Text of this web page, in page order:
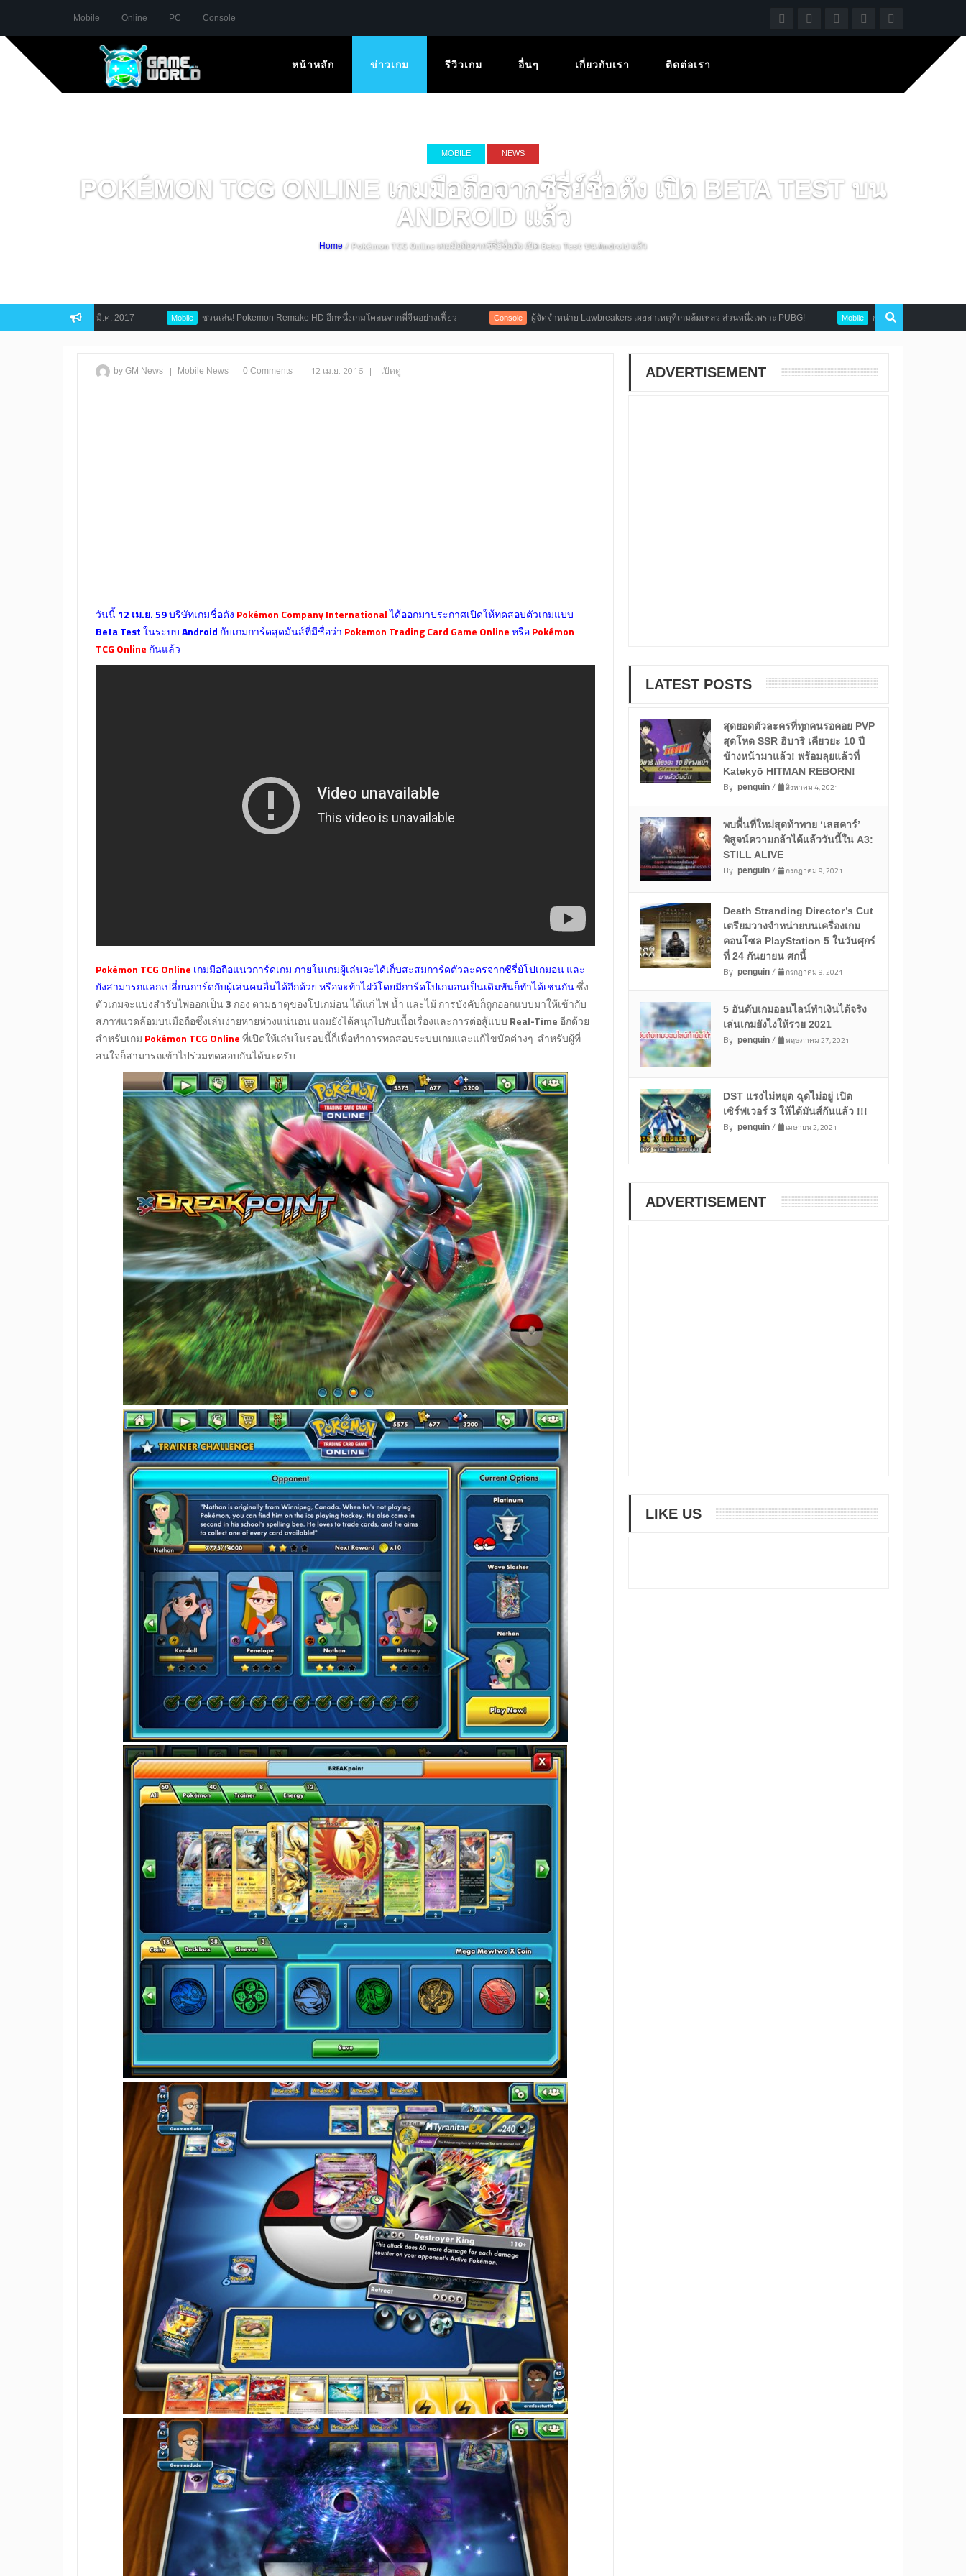
Mobile Online PC Console
หน้าหลัก ข่าวเกม รีวิวเกม อื่นๆ เกี่ยวกับเรา ติดต่อเรา
MOBILE NEWS
POKÉMON TCG ONLINE เกมมือถือจากซีรี่ย์ชื่อดัง เปิด BETA TEST บน
ANDROID แล้ว
Home / Pokémon TCG Online เกมมือถือจากซีรี่ย์ชื่อดัง เปิด Beta Test บน Android แล้ว
มี.ค. – 12 มี.ค. 2017 Mobile ชวนเล่น! Pokemon Remake HD อีกหนึ่งเกมโคลนจากพี่จีนอย่างเฟี้ยว Console ผู้จัดจำหน่าย Lawbreakers เผยสาเหตุที่เกมล้มเหลว ส่วนหนึ่งเพราะ PUBG! Mobile กล้าลองมั๊ย Horror Vault : Nancy
by GM News | Mobile News | 0 Comments | 12 เม.ย. 2016 | เปิดดู
วันนี้12 เม.ย. 59บริษัทเกมชื่อดัง Pokémon Company Internationalได้ออกมาประกาศเปิดให้ทดสอบตัวเกมแบบ
Beta TestในระบบAndroid กับเกมการ์ดสุดมันส์ที่มีชื่อว่า Pokemon Trading Card Game OnlineหรือPokémon
TCG Online กันแล้ว
Pokémon TCG Online เกมมือถือแนวการ์ดเกม ภายในเกมผู้เล่นจะได้เก็บสะสมการ์ดตัวละครจากซีรี่ย์โปเกมอน และ
ยังสามารถแลกเปลี่ยนการ์ดกับผู้เล่นคนอื่นได้อีกด้วย หรือจะท้าไฝว้โดยมีการ์ดโปเกมอนเป็นเดิมพันก็ทำได้เช่นกันซึ่ง
ตัวเกมจะแบ่งสำรับไพ่ออกเป็น 3 กอง ตามธาตุของโปเกม่อน ได้แก่ ไฟ น้ำ และไม้ การบังคับก็ถูกออกแบบมาให้เข้ากับ
สภาพแวดล้อมบนมือถือซึ่งเล่นง่ายหายห่วงแน่นอน แถมยังได้สนุกไปกับเนื้อเรื่องและการต่อสู้แบบ Real-Timeอีกด้วย
สำหรับเกม Pokémon TCG Onlineที่เปิดให้เล่นในรอบนี้ก็เพื่อทำการทดสอบระบบเกมและแก้ไขบัคต่างๆ สำหรับผู้ที่
สนใจก็สามารถเข้าไปร่วมทดสอบกันได้นะครับ
ADVERTISEMENT
LATEST POSTS
สุดยอดตัวละครที่ทุกคนรอคอย PVP
สุดโหด SSR ฮิบาริ เคียวยะ 10 ปี
ข้างหน้ามาแล้ว! พร้อมลุยแล้วที่
Katekyō HITMAN REBORN!
By penguin/ สิงหาคม 4, 2021
พบพื้นที่ใหม่สุดท้าทาย ‘เลสคาร์’
พิสูจน์ความกล้าได้แล้ววันนี้ใน A3:
STILL ALIVE
By penguin/ กรกฎาคม 9, 2021
Death Stranding Director’s Cut
เตรียมวางจำหน่ายบนเครื่องเกม
คอนโซล PlayStation 5 ในวันศุกร์
ที่ 24 กันยายน ศกนี้
By penguin/ กรกฎาคม 9, 2021
5 อันดับเกมออนไลน์ทำเงินได้จริง
เล่นเกมยังไงให้รวย 2021
By penguin/ พฤษภาคม 27, 2021
DST แรงไม่หยุด ฉุดไม่อยู่ เปิด
เซิร์ฟเวอร์ 3 ให้ได้มันส์กันแล้ว !!!
By penguin/ เมษายน 2, 2021
ADVERTISEMENT
LIKE US